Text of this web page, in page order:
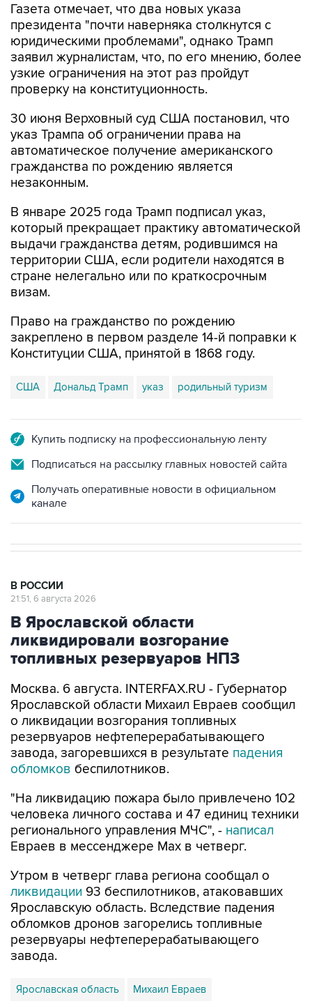
Газета отмечает, что два новых указа
президента "почти наверняка столкнутся с
юридическими проблемами", однако Трамп
заявил журналистам, что, по его мнению, более
узкие ограничения на этот раз пройдут
проверку на конституционность.
30 июня Верховный суд США постановил, что
указ Трампа об ограничении права на
автоматическое получение американского
гражданства по рождению является
незаконным.
В январе 2025 года Трамп подписал указ,
который прекращает практику автоматической
выдачи гражданства детям, родившимся на
территории США, если родители находятся в
стране нелегально или по краткосрочным
визам.
Право на гражданство по рождению
закреплено в первом разделе 14-й поправки к
Конституции США, принятой в 1868 году.
США Дональд Трамп указ родильный туризм
Купить подписку на профессиональную ленту
Подписаться на рассылку главных новостей сайта
Получать оперативные новости в официальном
канале
В РОССИИ
21:51, 6 августа 2026
В Ярославской области
ликвидировали возгорание
топливных резервуаров НПЗ
Москва. 6 августа. INTERFAX.RU - Губернатор
Ярославской области Михаил Евраев сообщил
о ликвидации возгорания топливных
резервуаров нефтеперерабатывающего
завода, загоревшихся в результате падения
обломков беспилотников.
"На ликвидацию пожара было привлечено 102
человека личного состава и 47 единиц техники
регионального управления МЧС", - написал
Евраев в мессенджере Мах в четверг.
Утром в четверг глава региона сообщал о
ликвидации 93 беспилотников, атаковавших
Ярославскую область. Вследствие падения
обломков дронов загорелись топливные
резервуары нефтеперерабатывающего
завода.
Ярославская область Михаил Евраев